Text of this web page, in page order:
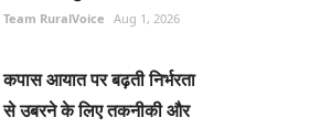
Team RuralVoice Aug 1, 2026
कपास आयात पर बढ़ती निर्भरता
से उबरने के लिए तकनीकी और